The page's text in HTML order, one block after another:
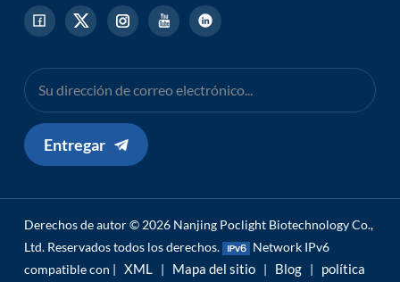
Entregar
Derechos de autor © 2026 Nanjing Poclight Biotechnology Co.,
Ltd. Reservados todos los derechos.
Network IPv6
compatible con | XML | Mapa del sitio | Blog | política